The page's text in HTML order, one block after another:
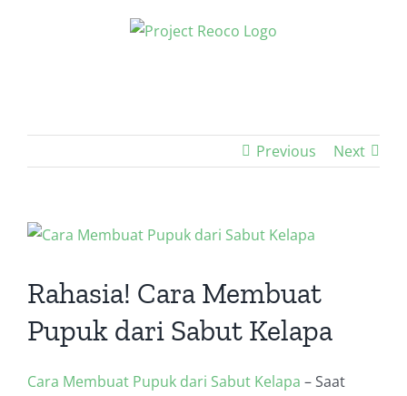
Previous Next
View
Image
Rahasia! Cara Membuat
Pupuk dari Sabut Kelapa
Cara Membuat Pupuk dari Sabut Kelapa – Saat